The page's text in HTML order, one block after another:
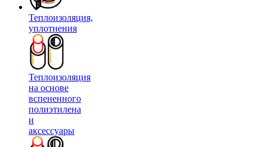
Теплоизоляция,
уплотнения
Теплоизоляция
на основе
вспененного
полиэтилена
и
аксессуары